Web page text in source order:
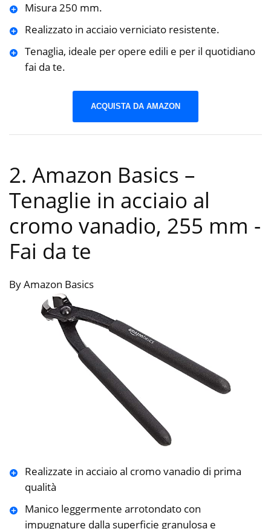
Misura 250 mm.
Realizzato in acciaio verniciato resistente.
Tenaglia, ideale per opere edili e per il quotidiano
fai da te.
ACQUISTA DA AMAZON
2. Amazon Basics –
Tenaglie in acciaio al
cromo vanadio, 255 mm -
Fai da te
By Amazon Basics
Realizzate in acciaio al cromo vanadio di prima
qualità
Manico leggermente arrotondato con
impugnature dalla superficie granulosa e